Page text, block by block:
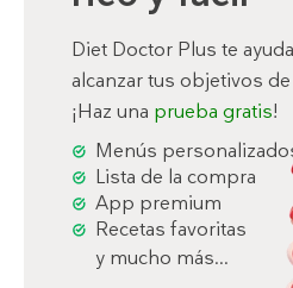
Diet Doctor Plus te
alcanzar tus objetivos
¡Haz una prueba gratis!
Menús
Lista de la compra
App premium
Recetas favoritas
y mucho más...